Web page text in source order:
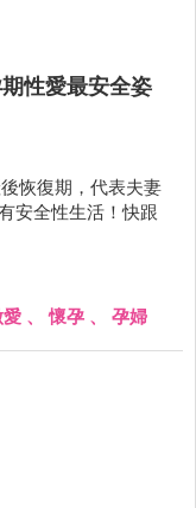
性愛最安全姿
後恢復期，代表夫妻
安全性生活！快跟
愛 、懷孕 、 孕婦